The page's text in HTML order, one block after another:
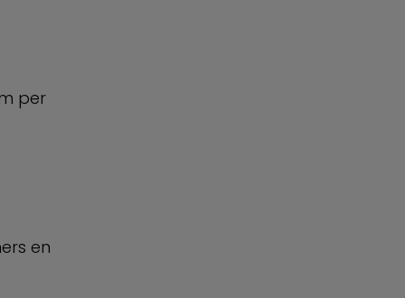
per
en